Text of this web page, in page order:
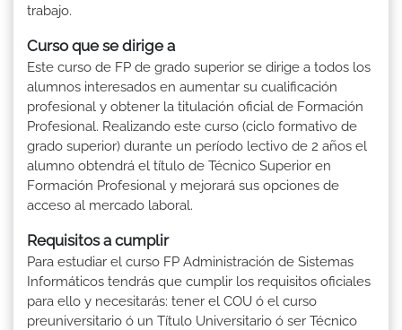
trabajo.
Curso que se dirige a
Este curso de FP de grado superior se dirige a todos los
alumnos interesados en aumentar su cualificación
profesional y obtener la titulación oficial de Formación
Profesional. Realizando este curso (ciclo formativo de
grado superior) durante un período lectivo de 2 años el
alumno obtendrá el título de Técnico Superior en
Formación Profesional y mejorará sus opciones de
acceso al mercado laboral.
Requisitos a cumplir
Para estudiar el curso FP Administración de Sistemas
Informáticos tendrás que cumplir los requisitos oficiales
para ello y necesitarás: tener el COU ó el curso
preuniversitario ó un Título Universitario ó ser Técnico